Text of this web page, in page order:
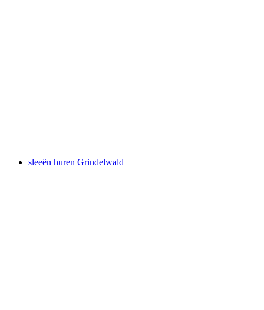
sleeën huren Grindelwald